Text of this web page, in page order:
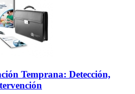
Temprana: Detección,